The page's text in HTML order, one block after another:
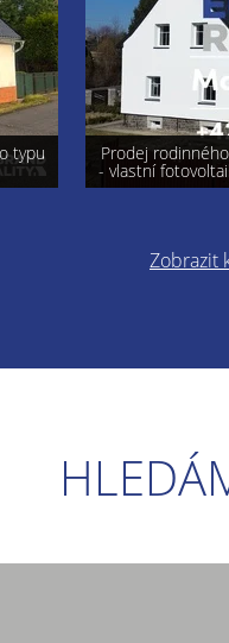
Lípa
Varnsdorf -
Zobrazit